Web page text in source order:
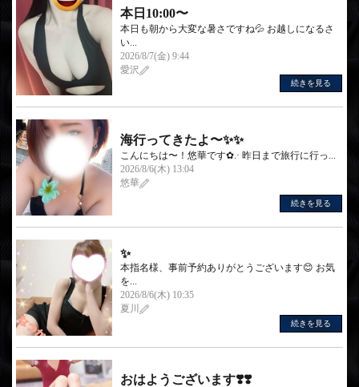
本日10:00〜
本日も朝から大変な暑さですね💦 お越しになるさ
い...
2026/8/7(金) 9:44
愛沢
続きを見る
海行ってきたよ〜✨️✨
こんにちは〜！悠華です✿.· 昨日まで旅行に行っ...
2026/8/6(木) 13:04
悠華
続きを見る
✨
本指名様、事前予約ありがとうございます😊 お気
を...
2026/8/6(木) 10:35
夏川
続きを見る
おはようございます❣️❣️